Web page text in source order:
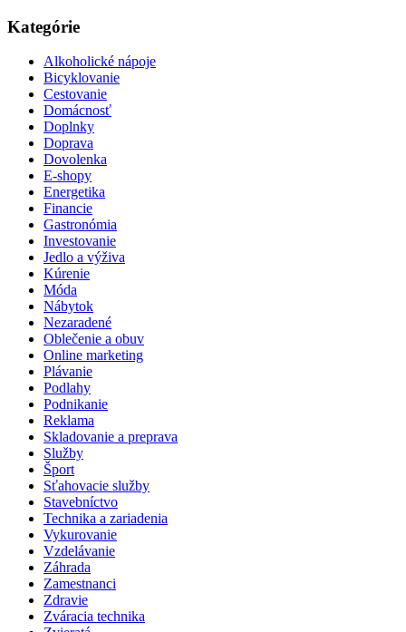
Kategórie
Alkoholické nápoje
Bicyklovanie
Cestovanie
Domácnosť
Doplnky
Doprava
Dovolenka
E-shopy
Energetika
Financie
Gastronómia
Investovanie
Jedlo a výživa
Kúrenie
Móda
Nábytok
Nezaradené
Oblečenie a obuv
Online marketing
Plávanie
Podlahy
Podnikanie
Reklama
Skladovanie a preprava
Služby
Šport
Sťahovacie služby
Stavebníctvo
Technika a zariadenia
Vykurovanie
Vzdelávanie
Záhrada
Zamestnanci
Zdravie
Zváracia technika